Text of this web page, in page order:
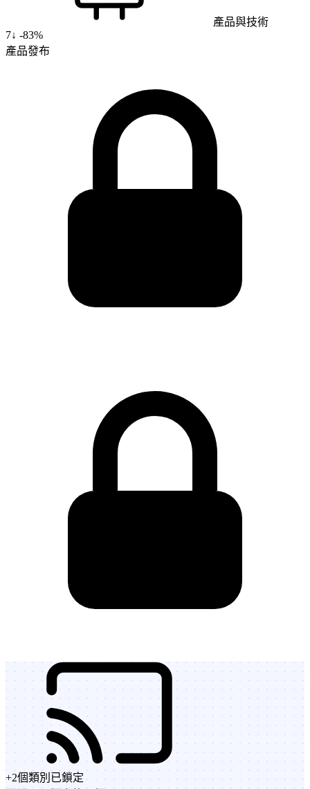
產品與技術
7↓ -83%
產品發布
+2個類別 已鎖定